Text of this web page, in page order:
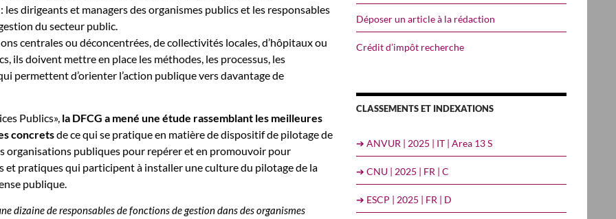
dirigeants et managers des organismes publics et les responsables
du secteur public.
centrales ou déconcentrées, de collectivités locales, d’hôpitaux ou
ils doivent mettre en place les méthodes, les processus, les
permettent d’orienter l’action publique vers davantage de
Publics», la DFCG a mené une étude rassemblant les meilleures
concretsde ce qui se pratique en matière de dispositif de pilotage de
organisations publiques pour repérer et en promouvoir pour
et pratiques qui participent à installer une culture du pilotage de la
publique.
dizaine de responsables de fonctions de gestion dans des organismes
Déposer un article à la rédaction
Crédit d’impôt recherche
CLASSEMENTS ET INDEXATIONS
➔ ANVUR | 2025 | IT | Area 13 S
➔ CNU | 2025 | FR | C
➔ ESCP | 2025 | FR | D